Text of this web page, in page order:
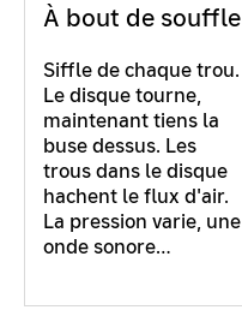
À bout de souffle
Siffle de chaque trou.
Le disque tourne,
maintenant tiens la
buse dessus. Les
trous dans le disque
hachent le flux d'air.
La pression varie, une
onde sonore…